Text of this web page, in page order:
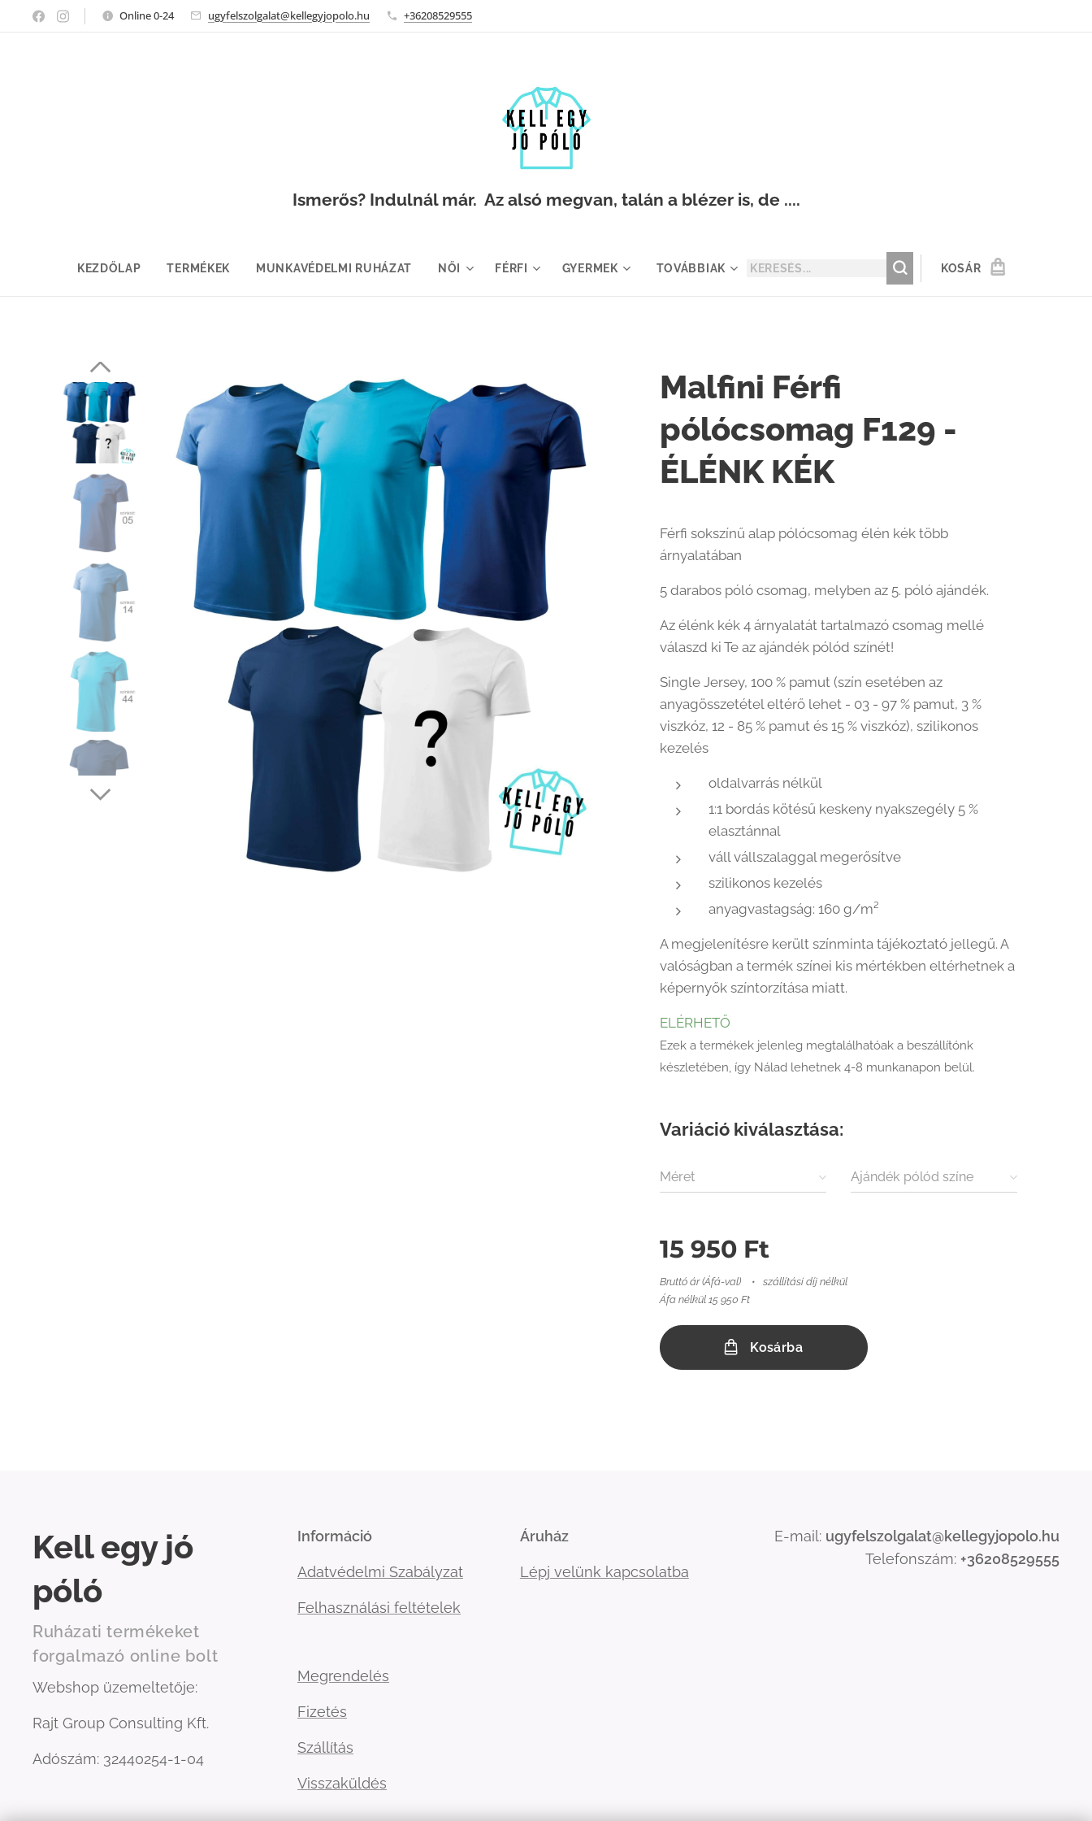
Online 0-24 ugyfelszolgalat@kellegyjopolo.hu +36208529555
Ismerős? Indulnál már. Az alsó megvan, talán a blézer is, de ....
KEZDŐLAP TERMÉKEK MUNKAVÉDELMI RUHÁZAT NŐI FÉRFI GYERMEK TOVÁBBIAK KOSÁR
Malfini Férfi
pólócsomag F129 -
ÉLÉNK KÉK
Férfi sokszínű alap pólócsomag élén kék több
árnyalatában
5 darabos póló csomag, melyben az 5. póló ajándék.
Az élénk kék 4 árnyalatát tartalmazó csomag mellé
válaszd ki Te az ajándék pólód színét!
Single Jersey, 100 % pamut (szín esetében az
anyagösszetétel eltérő lehet - 03 - 97 % pamut, 3 %
viszkóz, 12 - 85 % pamut és 15 % viszkóz), szilikonos
kezelés
oldalvarrás nélkül
1:1 bordás kötésű keskeny nyakszegély 5 %
elasztánnal
váll vállszalaggal megerősítve
szilikonos kezelés
anyagvastagság: 160 g/m²
A megjelenítésre került színminta tájékoztató jellegű. A
valóságban a termék színei kis mértékben eltérhetnek a
képernyők színtorzítása miatt.
ELÉRHETŐ
Ezek a termékek jelenleg megtalálhatóak a beszállítónk
készletében, így Nálad lehetnek 4-8 munkanapon belül.
Variáció kiválasztása:
Méret Ajándék pólód színe
15 950 Ft
Bruttó ár (Áfá-val)
szállítási díj nélkül
Áfa nélkül 15 950 Ft
Kosárba
Kell egy jó
póló
Ruházati termékeket
forgalmazó online bolt
Webshop üzemeltetője:
Rajt Group Consulting Kft.
Adószám: 32440254-1-04
Információ
Adatvédelmi Szabályzat
Felhasználási feltételek
Megrendelés
Fizetés
Szállítás
Visszaküldés
Áruház
Lépj velünk kapcsolatba
E-mail: ugyfelszolgalat@kellegyjopolo.hu
Telefonszám: +36208529555